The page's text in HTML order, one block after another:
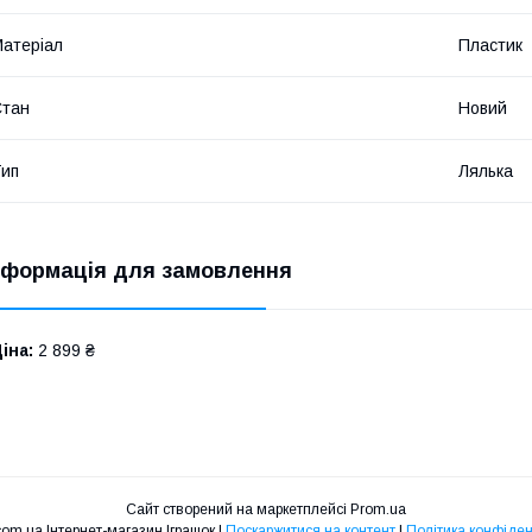
Пластик
Новий
Лялька
для замовлення
2 899 ₴
Сайт створений на маркетплейсі Prom.ua